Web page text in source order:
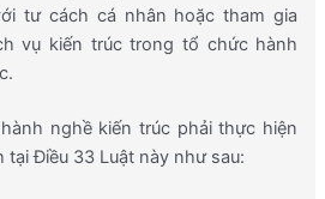
tư cách cá nhân hoặc tham gia
vụ kiến trúc trong tổ chức hành
nghề kiến trúc phải thực hiện
tại Điều 33 Luật này như sau: